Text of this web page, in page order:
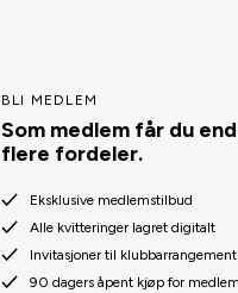
BLI MEDLEM
Som medlem får du
flere fordeler.
Eksklusive medlemstilbud
Alle kvitteringer lagret digitalt
Invitasjoner til
90 dagers åpent kjøp for